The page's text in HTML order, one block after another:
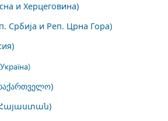
и Херцеговина)
Србија и Реп. Црна Гора)